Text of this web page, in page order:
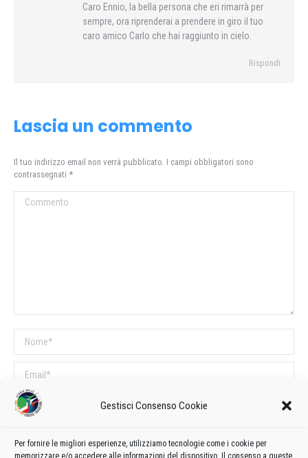
Gestisci Consenso Cookie
Per fornire le migliori esperienze, utilizziamo tecnologie come i cookie per
memorizzare e/o accedere alle informazioni del dispositivo. Il consenso a queste
Caro Ennio, la bella persona che eri rimarrà per
sempre, ora riprenderai a prendere in giro il tuo
caro amico Carlo che hai raggiunto in cielo.
Rispondi
Lascia un commento
Il tuo indirizzo email non verrà pubblicato. I campi obbligatori sono
contrassegnati *
Commento
Nome *
Email *
Sito web
COMMENTI SUL POST